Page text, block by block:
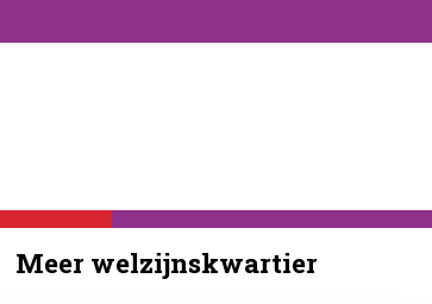
Meer welzijnskwartier